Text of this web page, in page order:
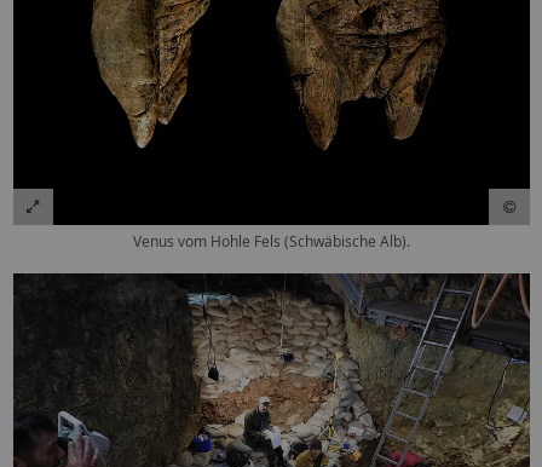
Venus vom Hohle Fels (Schwäbische Alb).